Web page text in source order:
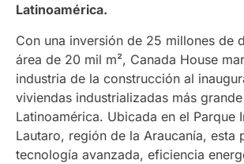
Latinoamérica.
Con una inversión de 25 millones de
área de 20 mil m², Canada House
industria de la construcción al
viviendas industrializadas más
Latinoamérica. Ubicada en el Parque
Lautaro, región de la Araucanía, esta
tecnología avanzada, eficiencia